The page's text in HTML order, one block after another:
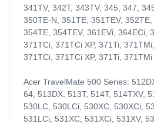
341TV, 342T, 343TV, 345, 347,
350TE-N, 351TE, 351TEV, 352TE,
354TE, 354TEV, 361EVi, 364ECi,
371TCi, 371TCi XP, 371Ti,
371TCi, 371TCi XP, 371Ti, 371TMi
Acer TravelMate 500 Series:
64, 513DX, 513T, 514T, 514TXV,
530LC, 530LCi, 530XC, 530XCi,
531LCi, 531XC, 531XCi, 531XV,